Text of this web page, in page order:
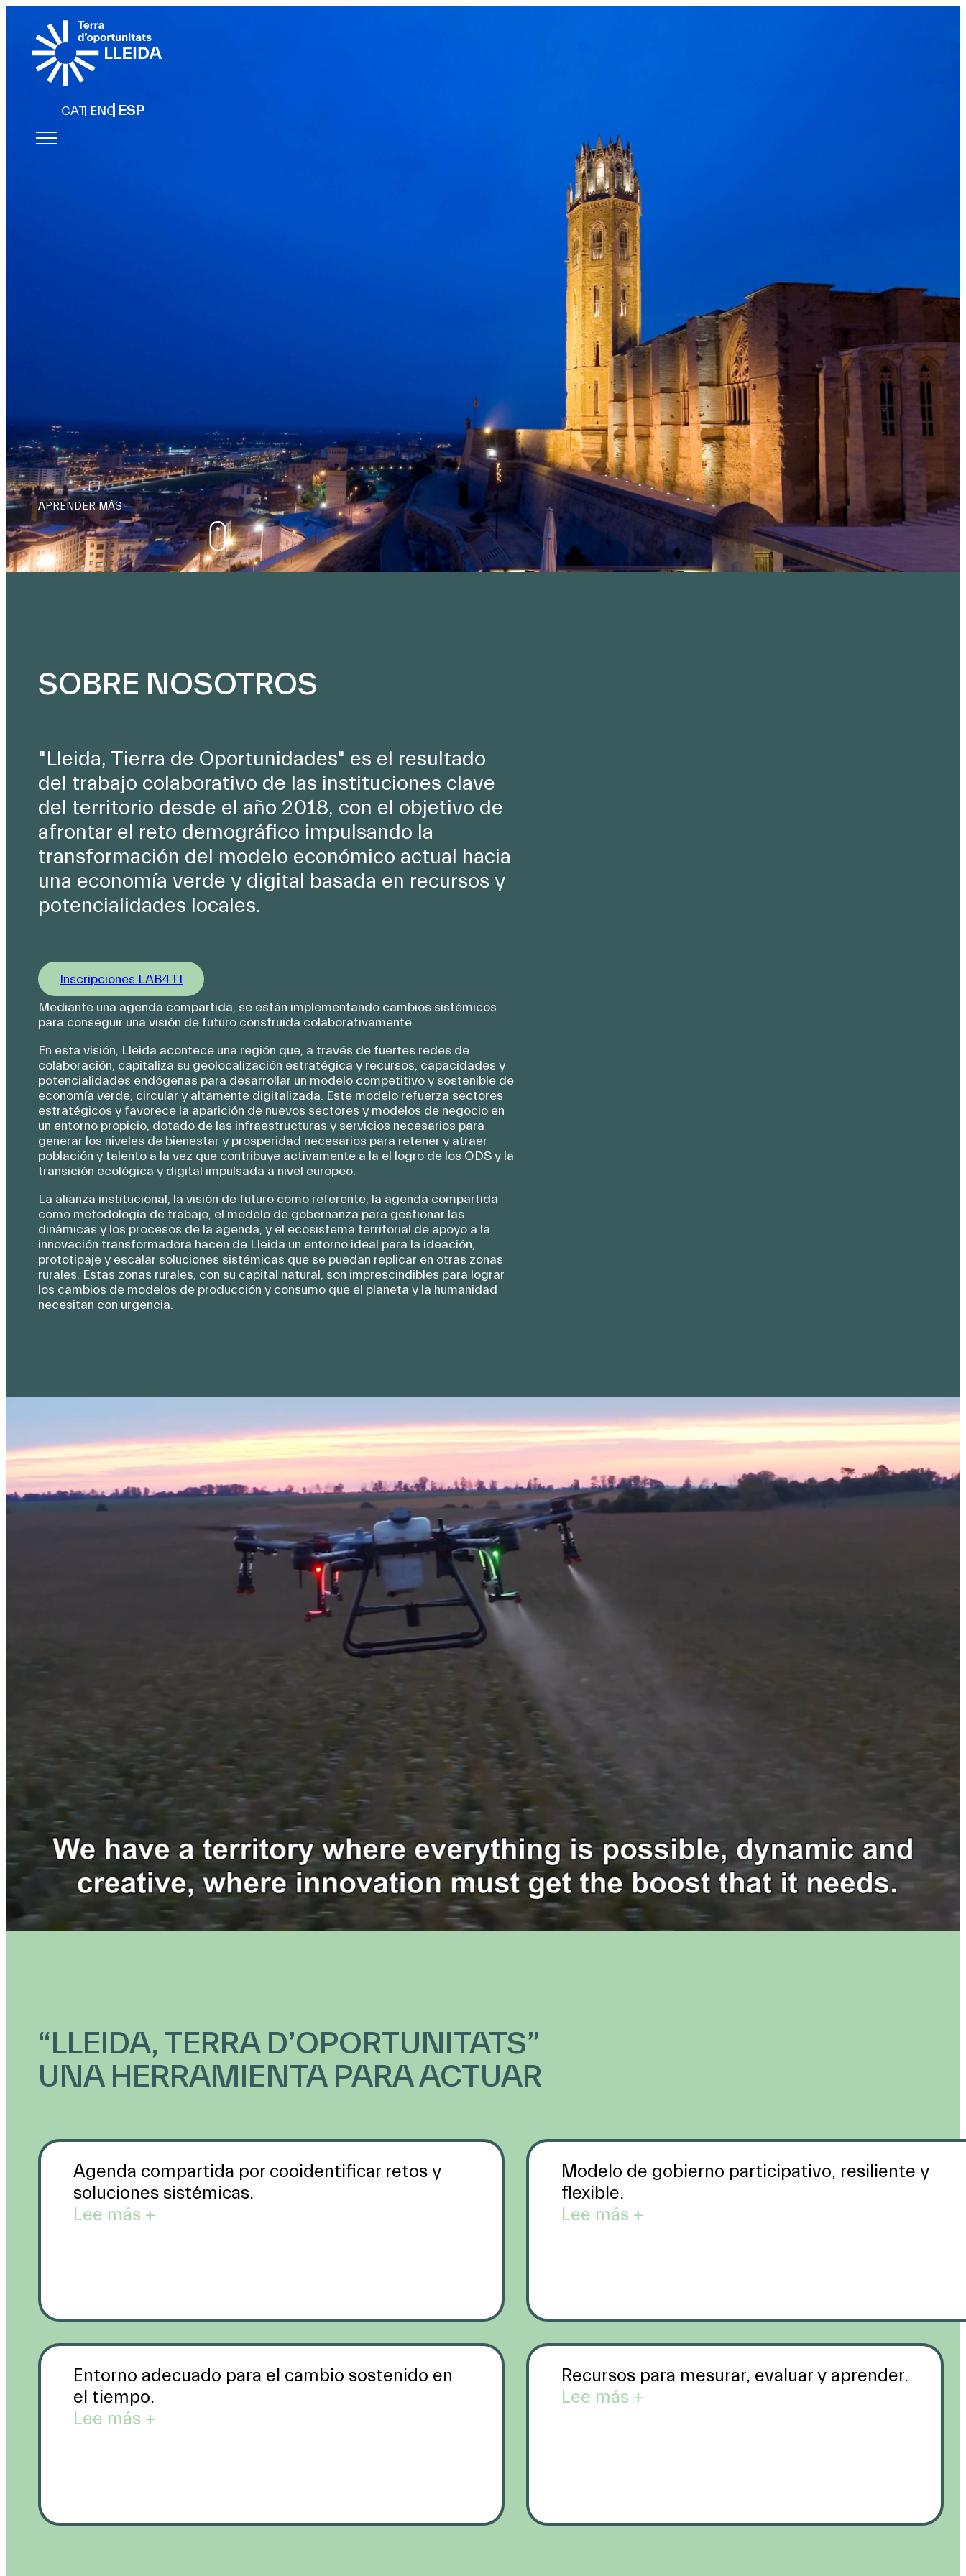
CAT ENG ESP
APRENDER MÁS
SOBRE NOSOTROS
"Lleida, Tierra de Oportunidades" es el resultado
del trabajo colaborativo de las instituciones clave
del territorio desde el año 2018, con el objetivo de
afrontar el reto demográfico impulsando la
transformación del modelo económico actual hacia
una economía verde y digital basada en recursos y
potencialidades locales.
Inscripciones LAB4TI
Mediante una agenda compartida, se están implementando cambios sistémicos
para conseguir una visión de futuro construida colaborativamente.
En esta visión, Lleida acontece una región que, a través de fuertes redes de
colaboración, capitaliza su geolocalización estratégica y recursos, capacidades y
potencialidades endógenas para desarrollar un modelo competitivo y sostenible de
economía verde, circular y altamente digitalizada. Este modelo refuerza sectores
estratégicos y favorece la aparición de nuevos sectores y modelos de negocio en
un entorno propicio, dotado de las infraestructuras y servicios necesarios para
generar los niveles de bienestar y prosperidad necesarios para retener y atraer
población y talento a la vez que contribuye activamente a la el logro de los ODS y la
transición ecológica y digital impulsada a nivel europeo.
La alianza institucional, la visión de futuro como referente, la agenda compartida
como metodología de trabajo, el modelo de gobernanza para gestionar las
dinámicas y los procesos de la agenda, y el ecosistema territorial de apoyo a la
innovación transformadora hacen de Lleida un entorno ideal para la ideación,
prototipaje y escalar soluciones sistémicas que se puedan replicar en otras zonas
rurales. Estas zonas rurales, con su capital natural, son imprescindibles para lograr
los cambios de modelos de producción y consumo que el planeta y la humanidad
necesitan con urgencia.
“LLEIDA, TERRA D’OPORTUNITATS”
UNA HERRAMIENTA PARA ACTUAR
Agenda compartida por cooidentiﬁcar retos y
soluciones sistémicas.
Lee más +
Modelo de gobierno participativo, resiliente y
flexible.
Lee más +
Entorno adecuado para el cambio sostenido en
el tiempo.
Lee más +
Recursos para mesurar, evaluar y aprender.
Lee más +